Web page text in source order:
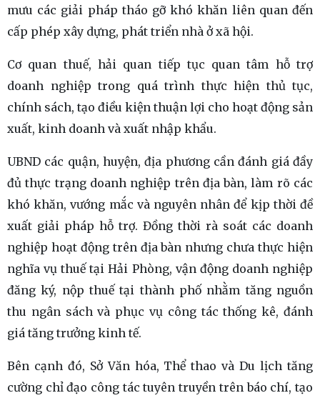
mưu các giải pháp tháo gỡ khó khăn liên quan đến
cấp phép xây dựng, phát triển nhà ở xã hội.
Cơ quan thuế, hải quan tiếp tục quan tâm hỗ trợ
doanh nghiệp trong quá trình thực hiện thủ tục,
chính sách, tạo điều kiện thuận lợi cho hoạt động sản
xuất, kinh doanh và xuất nhập khẩu.
UBND các quận, huyện, địa phương cần đánh giá đầy
đủ thực trạng doanh nghiệp trên địa bàn, làm rõ các
khó khăn, vướng mắc và nguyên nhân để kịp thời đề
xuất giải pháp hỗ trợ. Đồng thời rà soát các doanh
nghiệp hoạt động trên địa bàn nhưng chưa thực hiện
nghĩa vụ thuế tại Hải Phòng, vận động doanh nghiệp
đăng ký, nộp thuế tại thành phố nhằm tăng nguồn
thu ngân sách và phục vụ công tác thống kê, đánh
giá tăng trưởng kinh tế.
Bên cạnh đó, Sở Văn hóa, Thể thao và Du lịch tăng
cường chỉ đạo công tác tuyên truyền trên báo chí, tạo